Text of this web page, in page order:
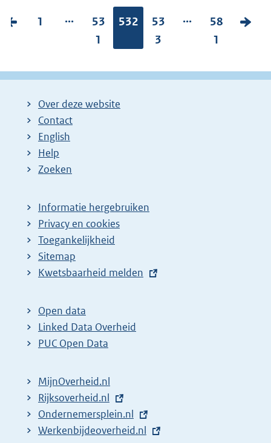
V
i
P
i
a
:
1 ...
P
a
i
a
53
1
Pagina:
532
P
a
i
53
3
...
P
a
i
58
1
V
g
Over deze website
Contact
English
Help
Zoeken
Informatie hergebruiken
Privacy en cookies
Toegankelijkheid
Sitemap
E
t
e
r
l
i
n
k
Kwetsbaarheid melden
Open data
Linked Data Overheid
PUC Open Data
MijnOverheid.nl
E
x
t
Rijksoverheid.nl
E
x
Ondernemersplein.nl
E
Werkenbijdeoverheid.nl